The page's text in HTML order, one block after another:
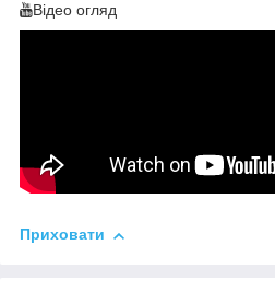
Відео огляд
Приховати